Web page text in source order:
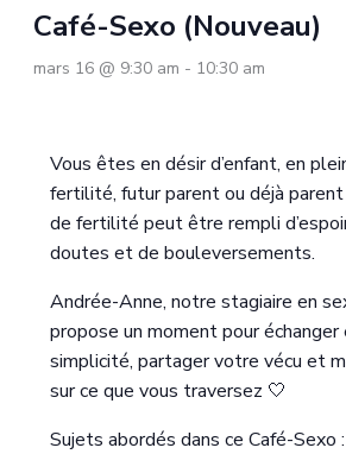
Café-Sexo (Nouveau)
mars 16 @ 9:30 am - 10:30 am
Vous êtes en désir d’enfant, en
fertilité, futur parent ou déjà parent
de fertilité peut être rempli
doutes et de bouleversements.
Andrée-Anne, notre stagiaire en
propose un moment pour
simplicité, partager votre vécu et
sur ce que vous traversez 🤍
Sujets abordés dans ce Café-Sexo :